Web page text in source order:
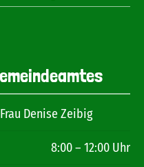
Denise Zeibig
8:00 – 12:00 Uhr